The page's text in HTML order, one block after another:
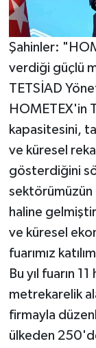
Şahinler:
verdiği güçlü
TETSİAD
HOMETEX'in
kapasitesini,
ve küresel
gösterdiğini
sektörümüzün
haline
ve küresel
fuarımız
Bu yıl fuarın
metrekarelik
firmayla
ülkeden